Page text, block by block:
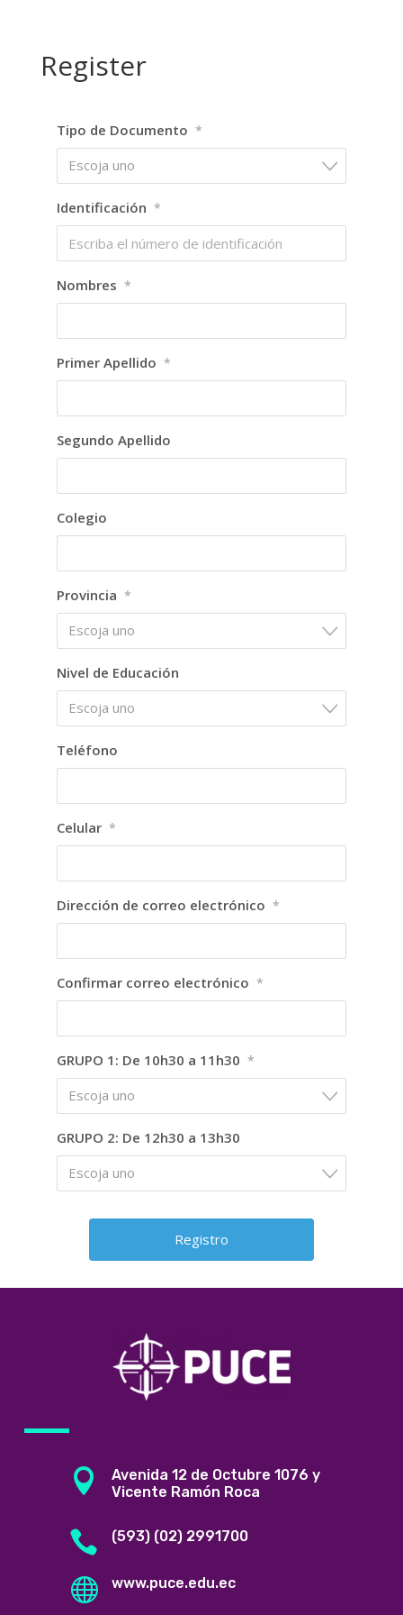
Register
Tipo de Documento *
Escoja uno
Identificación *
Nombres *
Primer Apellido *
Segundo Apellido
Colegio
Provincia *
Escoja uno
Nivel de Educación
Escoja uno
Teléfono
Celular *
Dirección de correo electrónico *
Confirmar correo electrónico *
GRUPO 1: De 10h30 a 11h30 *
Escoja uno
GRUPO 2: De 12h30 a 13h30
Escoja uno

Avenida 12 de Octubre 1076 y
Vicente Ramón Roca
 (593) (02) 2991700
 www.puce.edu.ec